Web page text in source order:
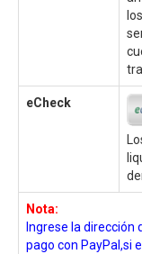
eCheck
Nota:
Ingrese la dirección
pago con PayPal,si